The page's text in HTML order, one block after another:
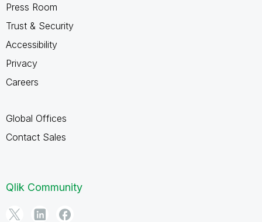
Press Room
Trust & Security
Accessibility
Privacy
Careers
Global Offices
Contact Sales
Qlik Community